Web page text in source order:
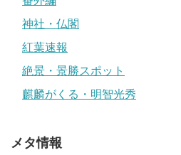
神社・仏閣
紅葉速報
絶景・景勝スポット
麒麟がくる・明智光秀
メタ情報